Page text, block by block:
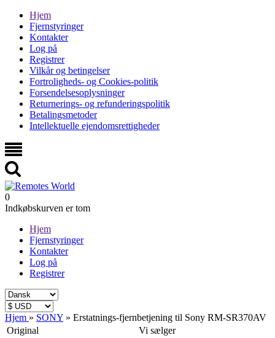
Hjem
Fjernstyringer
Kontakter
Log på
Registrer
Vilkår og betingelser
Fortroligheds- og Cookies-politik
Forsendelsesoplysninger
Returnerings- og refunderingspolitik
Betalingsmetoder
Intellektuelle ejendomsrettigheder
0
Indkøbskurven er tom
Hjem
Fjernstyringer
Kontakter
Log på
Registrer
Hjem » SONY » Erstatnings-fjernbetjening til Sony RM-SR370AV
Original
Vi sælger